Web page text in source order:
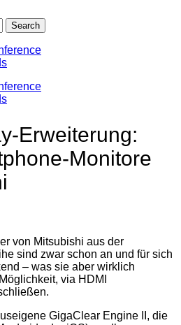
Erweiterung:
Monitore
von Mitsubishi aus der
sind zwar schon an und für sich
– was sie aber wirklich
via HDMI
GigaClear Engine II, die